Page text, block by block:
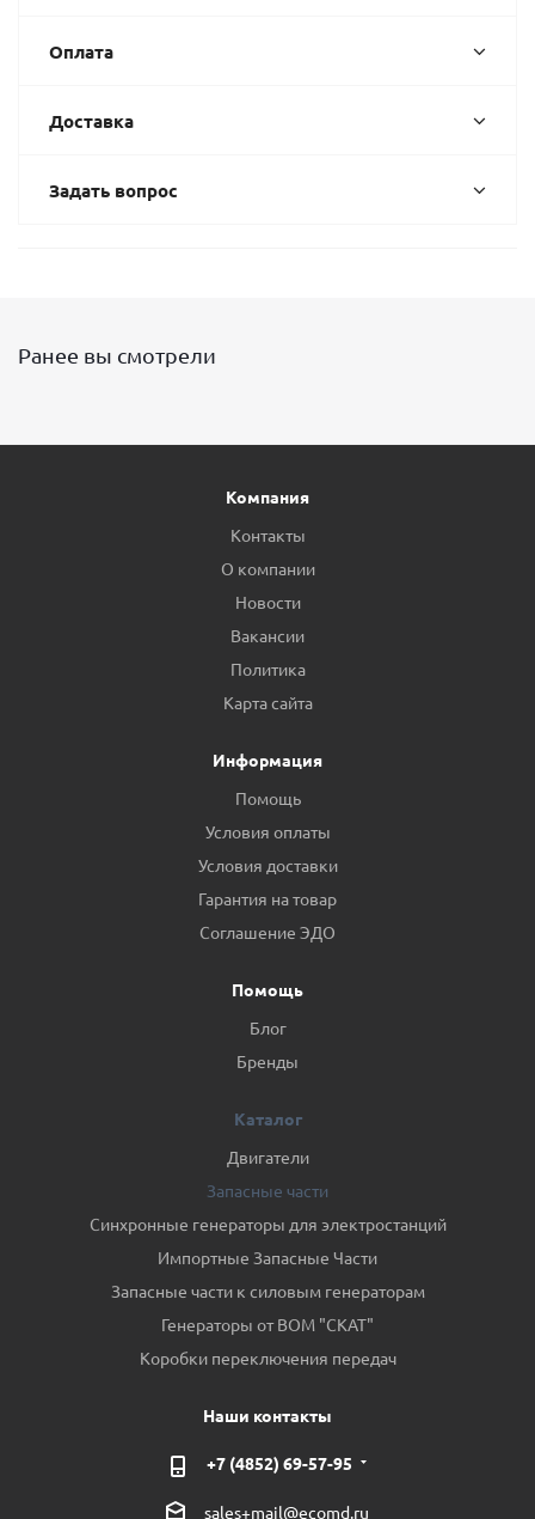
Оплата
Доставка
Задать вопрос
Ранее вы смотрели
Компания
Контакты
О компании
Новости
Вакансии
Политика
Карта сайта
Информация
Помощь
Условия оплаты
Условия доставки
Гарантия на товар
Соглашение ЭДО
Помощь
Блог
Бренды
Каталог
Двигатели
Запасные части
Синхронные генераторы для электростанций
Импортные Запасные Части
Запасные части к силовым генераторам
Генераторы от ВОМ "СКАТ"
Коробки переключения передач
Наши контакты
+7 (4852) 69-57-95
sales+mail@ecomd.ru